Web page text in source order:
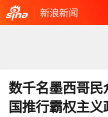
新浪新闻
数千名墨西哥
国推行霸权主义